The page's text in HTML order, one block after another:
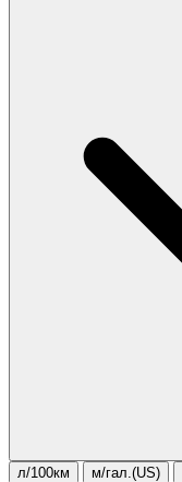
л/100км м/гал.(US)